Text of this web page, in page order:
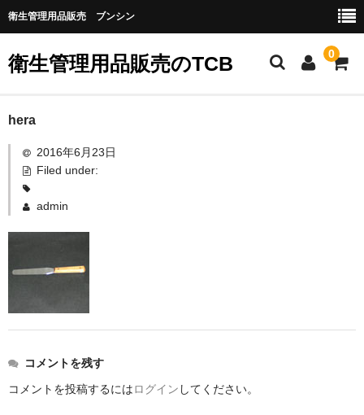
衛生管理用品販売 ブンシン
衛生管理用品販売のTCB 0
お勧め商品
医薬品
作業時につかうもの
消毒薬・用品
hera
2016年6月23日
Filed under:
admin
コメントを残す
コメントを投稿するにはログイン してください。